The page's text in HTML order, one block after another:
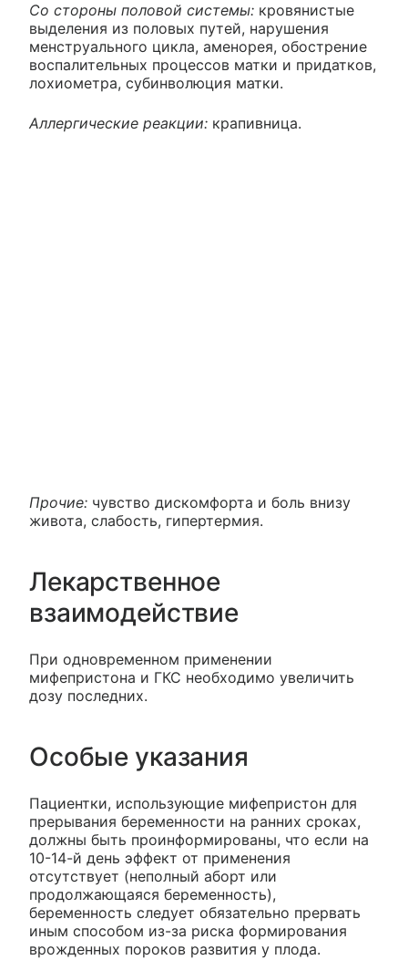
Со стороны половой системы: кровянистые
выделения из половых путей, нарушения
менструального цикла, аменорея, обострение
воспалительных процессов матки и придатков,
лохиометра, субинволюция матки.
Аллергические реакции: крапивница.
Прочие: чувство дискомфорта и боль внизу
живота, слабость, гипертермия.
Лекарственное
взаимодействие
При одновременном применении
мифепристона и ГКС необходимо увеличить
дозу последних.
Особые указания
Пациентки, использующие мифепристон для
прерывания беременности на ранних сроках,
должны быть проинформированы, что если на
10-14-й день эффект от применения
отсутствует (неполный аборт или
продолжающаяся беременность),
беременность следует обязательно прервать
иным способом из-за риска формирования
врожденных пороков развития у плода.